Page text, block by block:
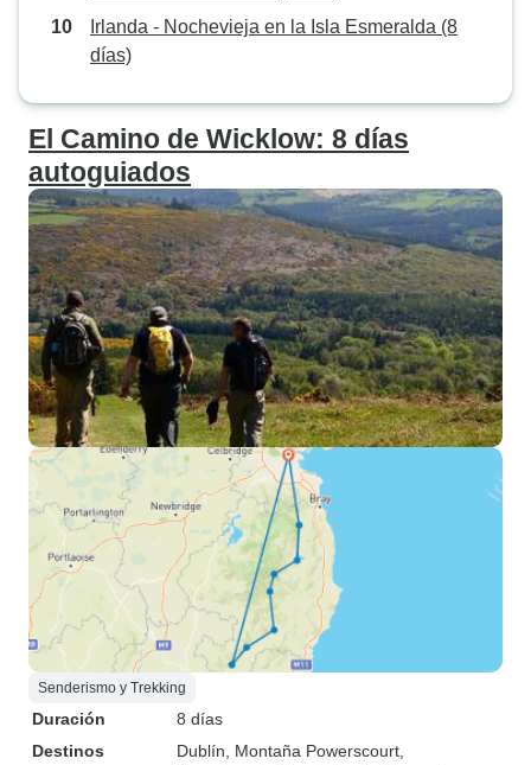
Irlanda - Nochevieja en la Isla Esmeralda (8
días)
El Camino de Wicklow: 8 días
autoguiados
Senderismo y Trekking
Duración
8 días
Destinos
Dublín , Montaña Powerscourt